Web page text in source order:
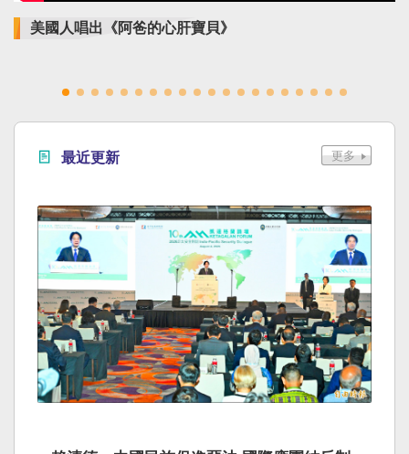
美國人唱出《阿爸的心肝寶貝》
最近更新